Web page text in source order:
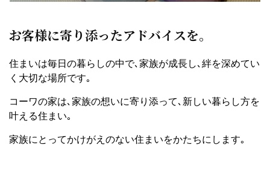
お客様に寄り添ったアドバイスを｡
住まいは毎日の暮らしの中で､家族が成長し､絆を深めてい
く大切な場所です｡
コーワの家は､家族の想いに寄り添って､新しい暮らし方を
叶える住まい｡
家族にとってかけがえのない住まいをかたちにします｡